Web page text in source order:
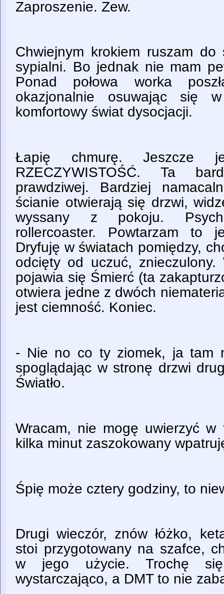
Zaproszenie. Zew.
Chwiejnym krokiem ruszam
sypialni. Bo jednak nie mam
Ponad połowa worka
okazjonalnie osuwając się
komfortowy świat dysocjacji.
Łapię chmurę.
RZECZYWISTOŚĆ. Ta
prawdziwej. Bardziej
ścianie otwierają się drzwi,
wyssany z pokoju.
rollercoaster. Powtarzam to
Dryfuję w światach pomiędzy,
odcięty od uczuć, znieczulony.
pojawia się Śmierć (ta
otwiera jedne z dwóch
jest ciemność. Koniec.
- Nie no co ty ziomek, ja tam
spoglądając w stronę drzwi
Światło.
Wracam, nie mogę uwierzyć w
kilka minut zaszokowany
Śpię może cztery godziny, to
Drugi wieczór, znów łóżko,
stoi przygotowany na szafce,
w jego użycie. Trochę
wystarczająco, a DMT to nie